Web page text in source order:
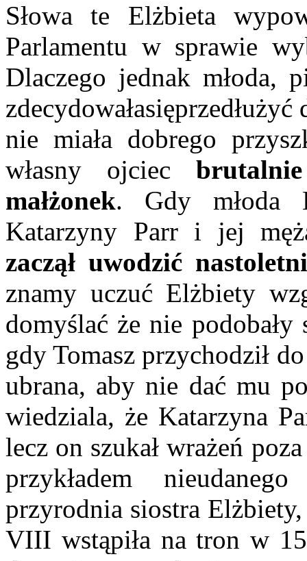
Słowa te Elżbieta
Parlamentu w sprawie
Dlaczego jednak młoda,
nie miała dobrego
własny ojciec
małżonek. Gdy młoda
Katarzyny Parr i jej
zaczął uwodzić
znamy uczuć Elżbiety
domyślać że nie
gdy Tomasz przychodził
ubrana, aby nie dać mu
wiedziala, że Katarzyna
lecz on szukał wrażeń
przykładem
przyrodnia siostra
VIII wstąpiła na tron w